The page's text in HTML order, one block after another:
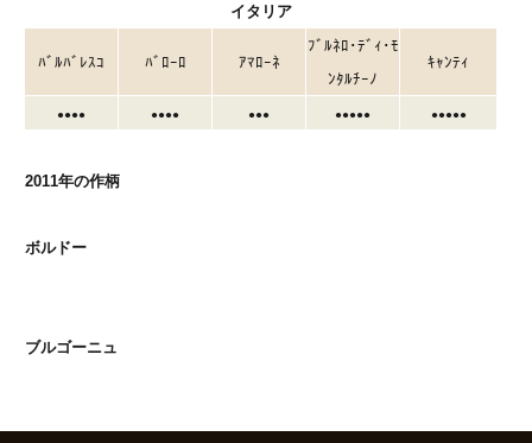
イタリア
ﾊﾞﾙﾊﾞﾚｽｺ ﾊﾞﾛｰﾛ ｱﾏﾛｰﾈ
ﾌﾞﾙﾈﾛ･ﾃﾞｨ･ﾓ
ﾝﾀﾙﾁｰﾉ
ｷｬﾝﾃｨ
●●●● ●●●● ●●● ●●●●● ●●●●●
2011年の作柄
ボルドー
ブルゴーニュ